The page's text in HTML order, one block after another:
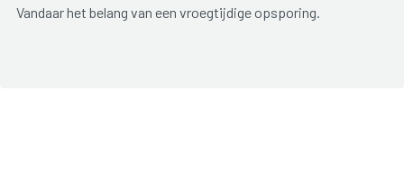
Vandaar het belang van een vroegtijdige opsporing.